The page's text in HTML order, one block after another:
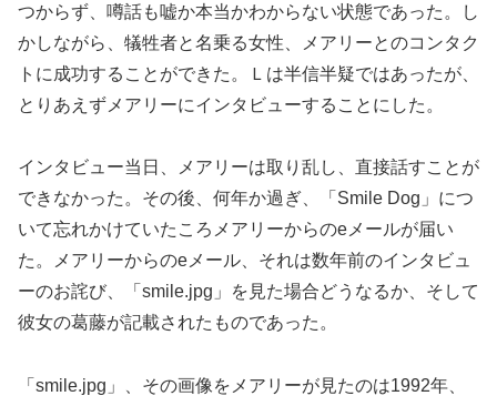
つからず、噂話も嘘か本当かわからない状態であった。し
かしながら、犠牲者と名乗る女性、メアリーとのコンタク
トに成功することができた。Ｌは半信半疑ではあったが、
とりあえずメアリーにインタビューすることにした。
インタビュー当日、メアリーは取り乱し、直接話すことが
できなかった。その後、何年か過ぎ、「Smile Dog」につ
いて忘れかけていたころメアリーからのeメールが届い
た。メアリーからのeメール、それは数年前のインタビュ
ーのお詫び、「smile.jpg」を見た場合どうなるか、そして
彼女の葛藤が記載されたものであった。
「smile.jpg」、その画像をメアリーが見たのは1992年、